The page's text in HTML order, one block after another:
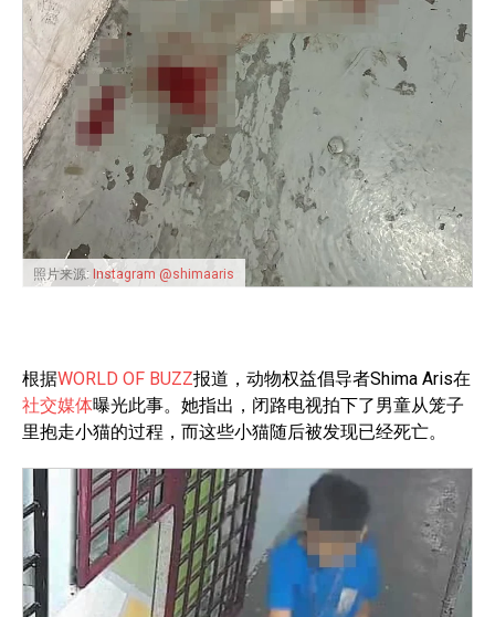
照片来源: Instagram @shimaaris
根据WORLD OF BUZZ报道，动物权益倡导者Shima Aris在
社交媒体曝光此事。她指出，闭路电视拍下了男童从笼子
里抱走小猫的过程，而这些小猫随后被发现已经死亡。